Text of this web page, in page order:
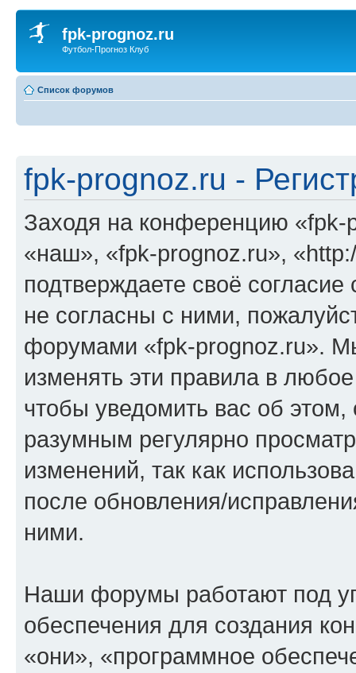
fpk-prognoz.ru
Футбол-Прогноз Клуб
Список форумов
fpk-prognoz.ru -
Заходя на конференцию
«наш», «fpk-prognoz.ru»,
подтверждаете своё
не согласны с ними,
форумами «fpk-prognoz.ru».
изменять эти правила в
чтобы уведомить вас об
разумным регулярно
изменений, так как
после обновления/
ними.
Наши форумы работают под
обеспечения для создания
«они», «программное